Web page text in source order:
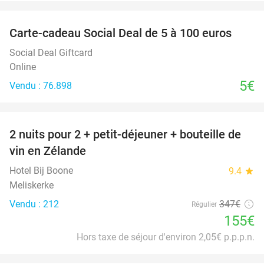
Carte-cadeau Social Deal de 5 à 100 euros
Social Deal Giftcard
Online
Vendu : 76.898
5€
55%
2 nuits pour 2 + petit-déjeuner + bouteille de
vin en Zélande
Hotel Bij Boone 9.4 star
Meliskerke
Vendu : 212
Régulier 347€
155€
Hors taxe de séjour d'environ 2,05€ p.p.p.n.